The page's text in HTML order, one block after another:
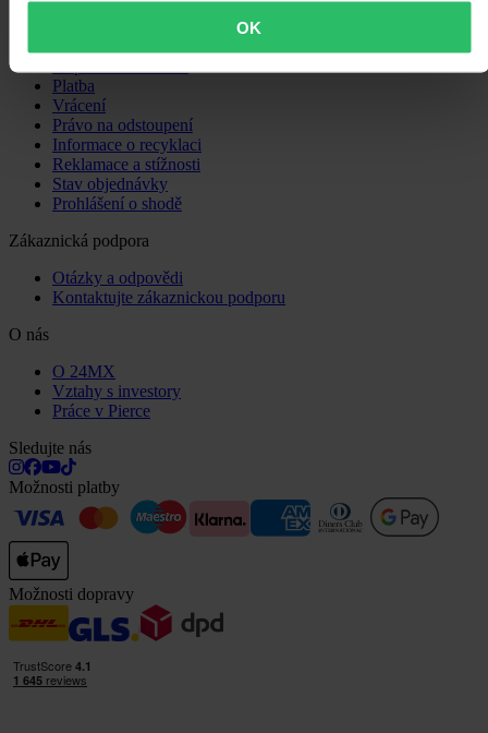
OK
Platba
Vrácení
Právo na odstoupení
Informace o recyklaci
Reklamace a stížnosti
Stav objednávky
Prohlášení o shodě
Zákaznická podpora
Otázky a odpovědi
Kontaktujte zákaznickou podporu
O nás
O 24MX
Vztahy s investory
Práce v Pierce
Sledujte nás
Možnosti platby
Možnosti dopravy